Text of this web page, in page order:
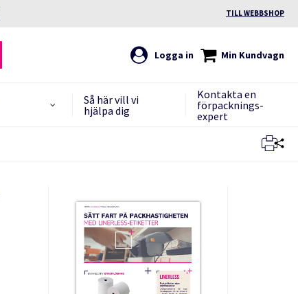
TILL WEBBSHOP
Logga in Min Kundvagn
Så här vill vi
hjälpa dig
Kontakta en
förpacknings-
expert